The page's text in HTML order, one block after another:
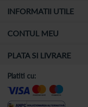
INFORMATII UTILE
CONTUL MEU
PLATA SI LIVRARE
Platiti cu: